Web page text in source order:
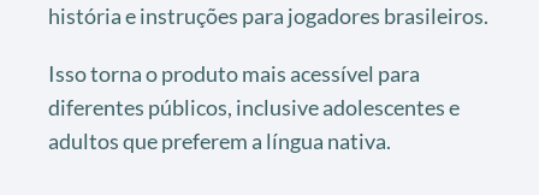
história e instruções para jogadores brasileiros.
Isso torna o produto mais acessível para
diferentes públicos, inclusive adolescentes e
adultos que preferem a língua nativa.